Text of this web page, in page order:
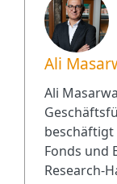
Ali
Ali
beschäftigt
Fonds und
Research-